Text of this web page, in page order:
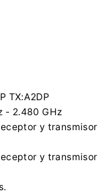
TX:A2DP
- 2.480 GHz
y transmisor
y transmisor